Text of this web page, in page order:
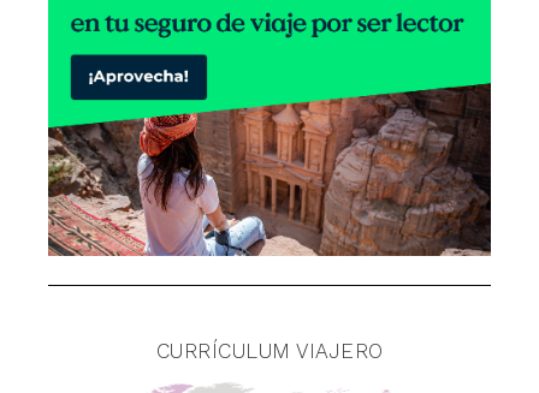
CURRÍCULUM VIAJERO